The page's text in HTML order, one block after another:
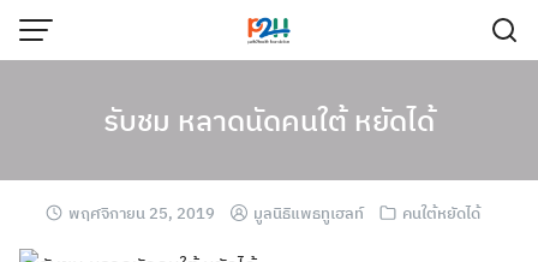
รับชม หลาดนัดคนใต้ หยัดได้
พฤศจิกายน 25, 2019 มูลนิธิแพธทูเฮลท์ คนใต้หยัดได้